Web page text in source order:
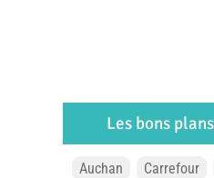
Les bons
Auchan Carrefour